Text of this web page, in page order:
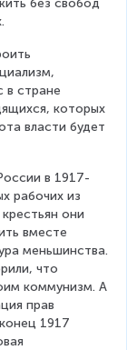
в стране
которых
власти будет
в 1917-
рабочих из
они
вместе
меньшинства.
что
коммунизм. А
прав
1917